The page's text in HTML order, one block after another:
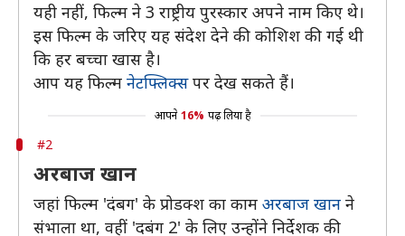
यही नहीं, फिल्म ने 3 राष्ट्रीय पुरस्कार अपने नाम किए थे।
इस फिल्म के जरिए यह संदेश देने की कोशिश की गई थी
कि हर बच्चा खास है।
आप यह फिल्म नेटफ्लिक्सपर देख सकते हैं।
आपने 16% पढ़ लिया है
#2
अरबाज खान
जहां फिल्म 'दंबग' के प्रोडक्श का काम अरबाज खान ने
संभाला था, वहीं 'दबंग 2' के लिए उन्होंने निर्देशक की